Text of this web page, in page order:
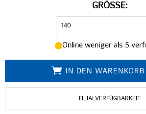
GRÖSSE:
Online weniger als 5
IN DEN WARENKORB
FILIALVERFÜGBARKEIT